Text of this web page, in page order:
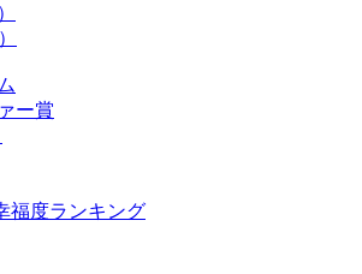
ー賞
福度ランキング